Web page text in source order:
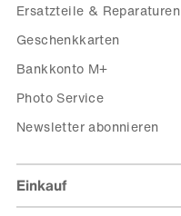
Ersatzteile & Reparaturen
Geschenkkarten
Bankkonto M+
Photo Service
Newsletter abonnieren
Einkauf